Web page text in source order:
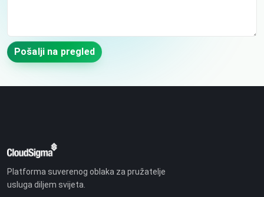
Pošalji na pregled
Platforma suverenog oblaka za pružatelje
usluga diljem svijeta.